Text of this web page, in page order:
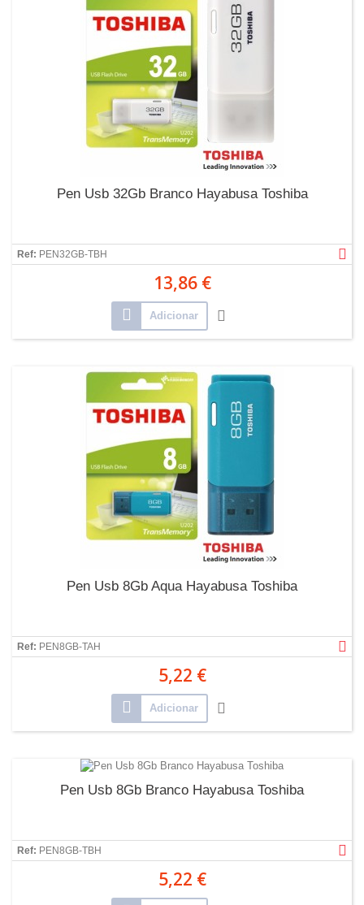
Pen Usb 32Gb Branco Hayabusa Toshiba
Ref: PEN32GB-TBH
13,86 €
Adicionar
Pen Usb 8Gb Aqua Hayabusa Toshiba
Ref: PEN8GB-TAH
5,22 €
Adicionar
Pen Usb 8Gb Branco Hayabusa Toshiba
Ref: PEN8GB-TBH
5,22 €